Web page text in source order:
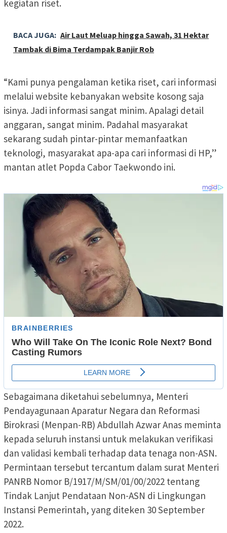
kegiatan riset.
BACA JUGA: Air Laut Meluap hingga Sawah, 31 Hektar
Tambak di Bima Terdampak Banjir Rob
“Kami punya pengalaman ketika riset, cari informasi
melalui website kebanyakan website kosong saja
isinya. Jadi informasi sangat minim. Apalagi detail
anggaran, sangat minim. Padahal masyarakat
sekarang sudah pintar-pintar memanfaatkan
teknologi, masyarakat apa-apa cari informasi di HP,”
mantan atlet Popda Cabor Taekwondo ini.
Sebagaimana diketahui sebelumnya, Menteri
Pendayagunaan Aparatur Negara dan Reformasi
Birokrasi (Menpan-RB) Abdullah Azwar Anas meminta
kepada seluruh instansi untuk melakukan verifikasi
dan validasi kembali terhadap data tenaga non-ASN.
Permintaan tersebut tercantum dalam surat Menteri
PANRB Nomor B/1917/M/SM/01/00/2022 tentang
Tindak Lanjut Pendataan Non-ASN di Lingkungan
Instansi Pemerintah, yang diteken 30 September
2022.